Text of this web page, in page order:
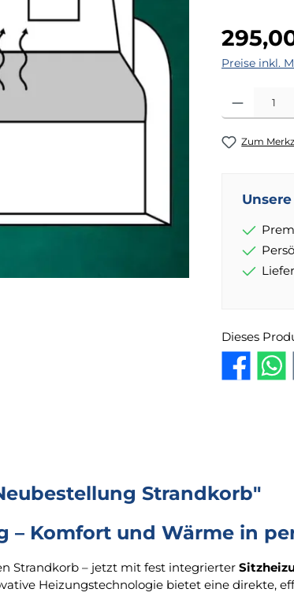
Regulärer
Preise inkl.
Produkt
Zum
Dieses
Strandkorb"
Komfort und Wärme in
Strandkorb – jetzt mit fest integrierter
Heizungstechnologie bietet eine direkte,